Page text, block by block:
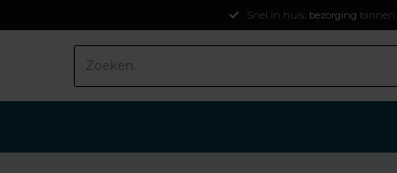
Snel in huis: bezorging binnen